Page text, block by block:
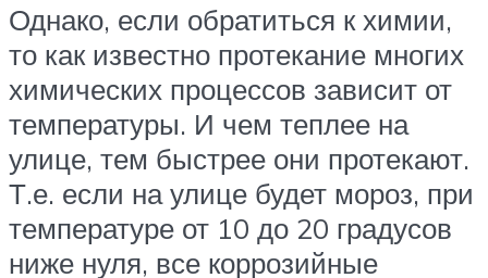
Однако, если обратиться к химии,
то как известно протекание многих
химических процессов зависит от
температуры. И чем теплее на
улице, тем быстрее они протекают.
Т.е. если на улице будет мороз, при
температуре от 10 до 20 градусов
ниже нуля, все коррозийные